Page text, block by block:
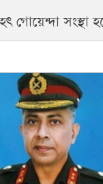
গোয়েন্দা সংস্থা